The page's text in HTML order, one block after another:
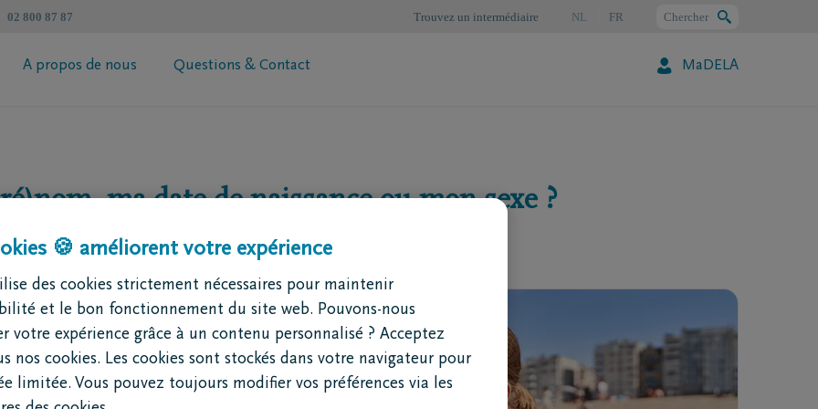
02 800 87 87 Chercher
Trouvez un intermédiaire NL FR
A propos de nous Questions & Contact MaDELA
de succession
Trouvez un intermédiaire
Demandez votre brochure
ma date de naissance ou mon sexe ?
du preneur
🍪 améliorent votre expérience
des cookies strictement nécessaires pour maintenir
et le bon fonctionnement du site web. Pouvons-nous
votre expérience grâce à un contenu personnalisé ? Acceptez
nos cookies. Les cookies sont stockés dans votre navigateur pour
limitée. Vous pouvez toujours modifier vos préférences via les